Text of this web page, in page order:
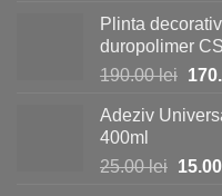
a
fost:
Plinta
duropolimer
190.00lei
a
Adeziv
400ml
25.00lei Prețul
15.00